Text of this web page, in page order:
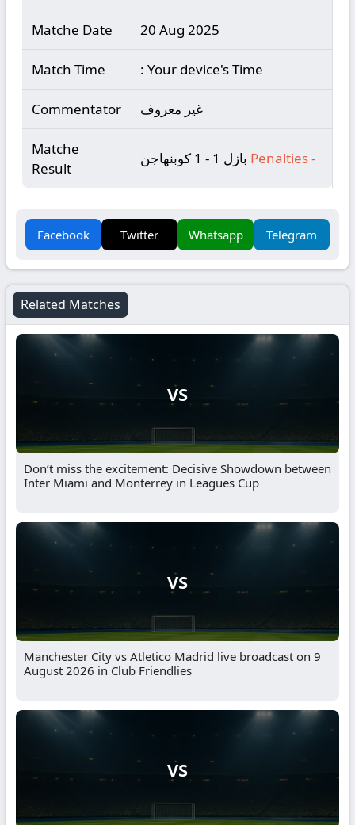
Matche Date 20 Aug 2025
Match Time : Your device's Time
Commentator غير معروف
Matche
Result
Penalties-
Facebook Twitter Whatsapp Telegram
Related Matches
VS
Don’t miss the excitement: Decisive Showdown between
Inter Miami and Monterrey in Leagues Cup
VS
Manchester City vs Atletico Madrid live broadcast on 9
August 2026 in Club Friendlies
VS